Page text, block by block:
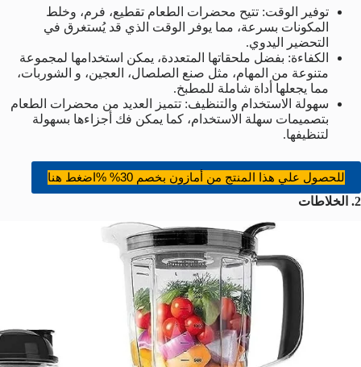
توفير الوقت: تتيح محضرات الطعام تقطيع، فرم، وخلط
المكونات بسرعة، مما يوفر الوقت الذي قد يُستغرق في
التحضير اليدوي.
الكفاءة: بفضل ملحقاتها المتعددة، يمكن استخدامها لمجموعة
متنوعة من المهام، مثل صنع الصلصال، العجين، و الشوربات،
مما يجعلها أداة شاملة للمطبخ.
سهولة الاستخدام والتنظيف: تتميز العديد من محضرات الطعام
بتصميمات سهلة الاستخدام، كما يمكن فك أجزاءها بسهولة
لتنظيفها.
للحصول علي هذا المنتج من أمازون بخصم 30% %اضغط هنا
2. الخلاطات